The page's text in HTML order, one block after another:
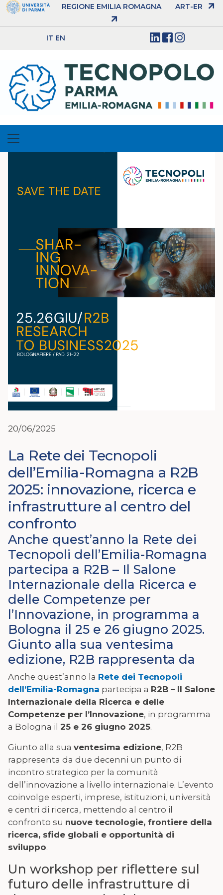
REGIONE EMILIA ROMAGNA ART-ER
IT EN
20/06/2025
La Rete dei Tecnopoli
dell’Emilia-Romagna a R2B
2025: innovazione, ricerca e
infrastrutture al centro del
confronto
Anche quest’anno la Rete dei
Tecnopoli dell’Emilia-Romagna
partecipa a R2B – Il Salone
Internazionale della Ricerca e
delle Competenze per
l’Innovazione, in programma a
Bologna il 25 e 26 giugno 2025.
Giunto alla sua ventesima
edizione, R2B rappresenta da
Anche quest’anno la Rete dei Tecnopoli
dell’Emilia-Romagna partecipa a R2B – Il Salone
Internazionale della Ricerca e delle
Competenze per l’Innovazione, in programma
a Bologna il 25 e 26 giugno 2025.
Giunto alla sua ventesima edizione, R2B
rappresenta da due decenni un punto di
incontro strategico per la comunità
dell’innovazione a livello internazionale. L’evento
coinvolge esperti, imprese, istituzioni, università
e centri di ricerca, mettendo al centro il
confronto su nuove tecnologie, frontiere della
ricerca, sfide globali e opportunità di
sviluppo.
Un workshop per riflettere sul
futuro delle infrastrutture di